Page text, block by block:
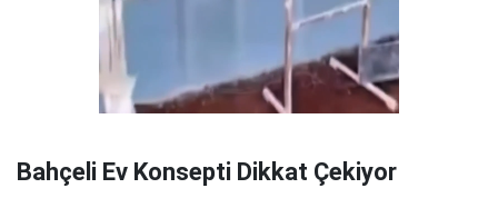
Bahçeli Ev Konsepti Dikkat Çekiyor